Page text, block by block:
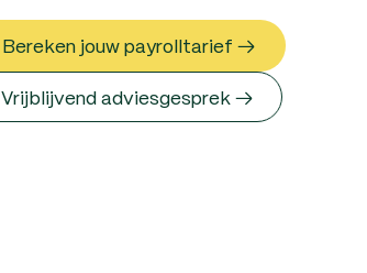
Bereken jouw payrolltarief →
Vrijblijvend adviesgesprek →